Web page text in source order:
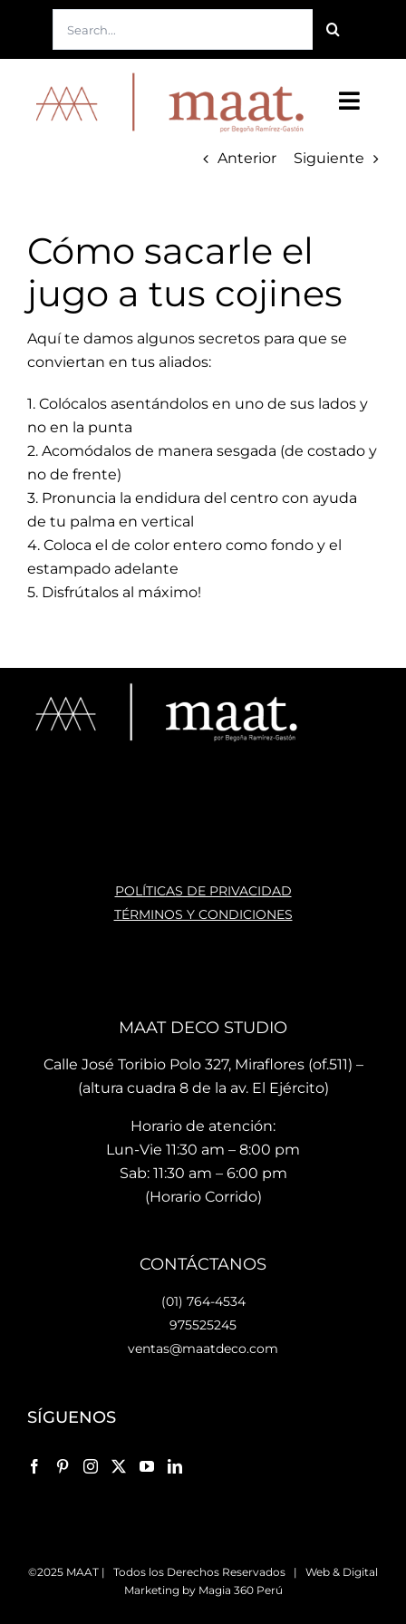
contenido
Nuestra Marca
Nuestro Servicio
Tips de Diseño
Anterior Siguiente
Cómo sacarle el
jugo a tus cojines
Aquí te damos algunos secretos para que se
conviertan en tus aliados:
1. Colócalos asentándolos en uno de sus lados y
no en la punta
2. Acomódalos de manera sesgada (de costado y
no de frente)
3. Pronuncia la endidura del centro con ayuda
de tu palma en vertical
4. Coloca el de color entero como fondo y el
estampado adelante
5. Disfrútalos al máximo!
POLÍTICAS DE PRIVACIDAD
TÉRMINOS Y CONDICIONES
MAAT DECO STUDIO
Calle José Toribio Polo 327, Miraflores (of.511) –
(altura cuadra 8 de la av. El Ejército)
Horario de atención:
Lun-Vie 11:30 am – 8:00 pm
Sab: 11:30 am – 6:00 pm
(Horario Corrido)
CONTÁCTANOS
(01) 764-4534
975525245
ventas@maatdeco.com
SÍGUENOS
©2025 MAAT | Todos los Derechos Reservados | Web & Digital
Marketing by Magia 360 Perú